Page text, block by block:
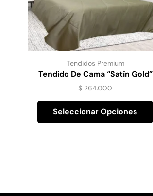
Tendidos Premium
Tendido De Cama “Satín Gold”
Verde Olivo
$ 264.000
Seleccionar Opciones